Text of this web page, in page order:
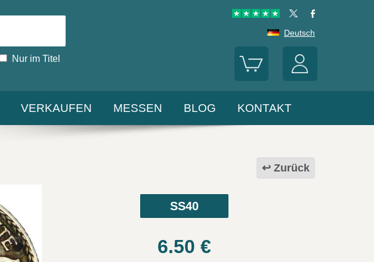
Nur im Titel
Deutsch
VERKAUFEN MESSEN BLOG KONTAKT
Zurück
SS40
6.50 €